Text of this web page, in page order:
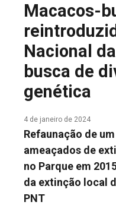
FALE CONOSCO
Macacos-
Nacional
busca de
genética
4 de janeiro de 2024
Refaunação de
ameaçados de
no Parque em
da extinção local
PNT